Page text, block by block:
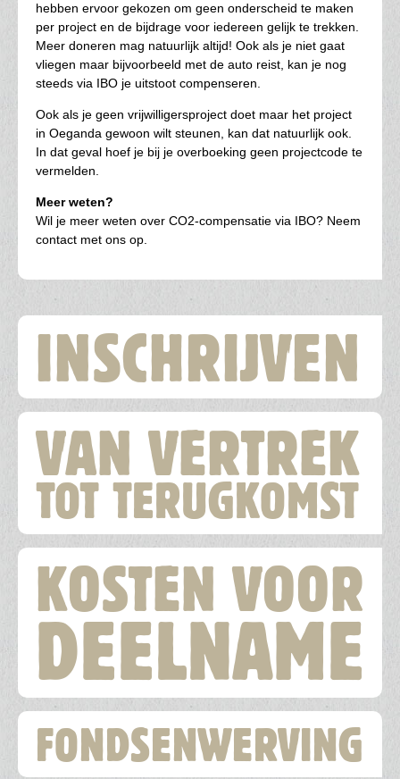
hebben ervoor gekozen om geen onderscheid te maken
per project en de bijdrage voor iedereen gelijk te trekken.
Meer doneren mag natuurlijk altijd! Ook als je niet gaat
vliegen maar bijvoorbeeld met de auto reist, kan je nog
steeds via IBO je uitstoot compenseren.
Ook als je geen vrijwilligersproject doet maar het project
in Oeganda gewoon wilt steunen, kan dat natuurlijk ook.
In dat geval hoef je bij je overboeking geen projectcode te
vermelden.
Meer weten?
Wil je meer weten over CO2-compensatie via IBO? Neem
contact met ons op.
Hoofdnavigatie
INSCHRIJVEN
VAN VERTREK
TOT TERUGKOMST
KOSTEN VOOR
DEELNAME
FONDSENWERVING